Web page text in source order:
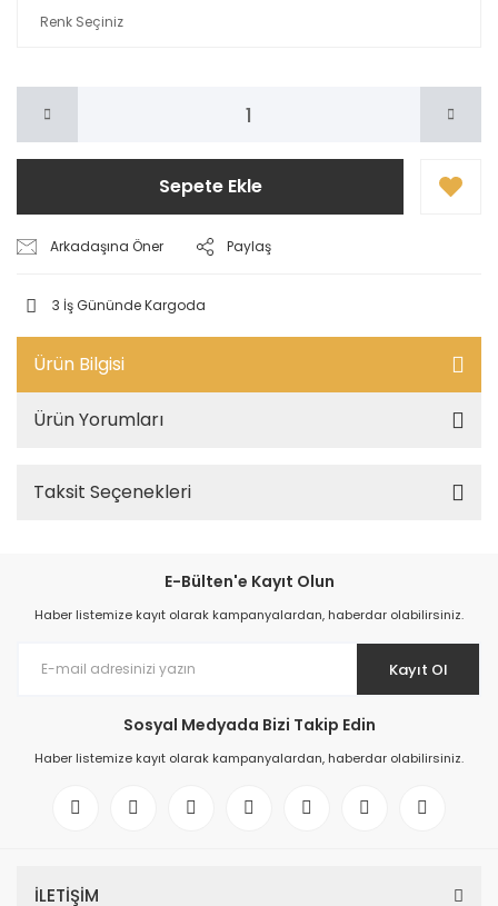
Sepete Ekle
Arkadaşına Öner Paylaş
3 İş Gününde Kargoda
Ürün Bilgisi
Ürün Yorumları
Taksit Seçenekleri
E-Bülten'e Kayıt Olun
Haber listemize kayıt olarak kampanyalardan, haberdar olabilirsiniz.
Kayıt Ol
Sosyal Medyada Bizi Takip Edin
Haber listemize kayıt olarak kampanyalardan, haberdar olabilirsiniz.
İLETİŞİM